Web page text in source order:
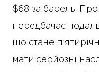
$68 за барель.
передбачає
що стане
мати серйозні